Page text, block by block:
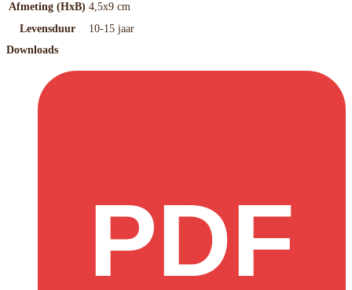
Afmeting (HxB) 4,5x9 cm
Levensduur
10-15 jaar
Downloads
PDF